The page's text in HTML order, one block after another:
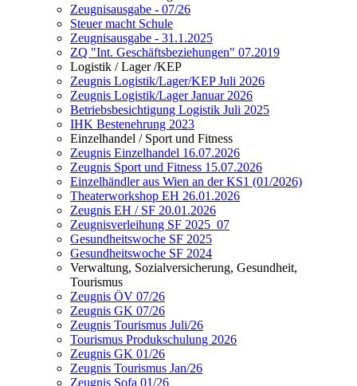
Zeugnisausgabe - 07/26
Steuer macht Schule
Zeugnisausgabe - 31.1.2025
ZQ "Int. Geschäftsbeziehungen" 07.2019
Logistik / Lager /KEP
Zeugnis Logistik/Lager/KEP Juli 2026
Zeugnis Logistik/Lager Januar 2026
Betriebsbesichtigung Logistik Juli 2025
IHK Bestenehrung 2023
Einzelhandel / Sport und Fitness
Zeugnis Einzelhandel 16.07.2026
Zeugnis Sport und Fitness 15.07.2026
Einzelhändler aus Wien an der KS1 (01/2026)
Theaterworkshop EH 26.01.2026
Zeugnis EH / SF 20.01.2026
Zeugnisverleihung SF 2025_07
Gesundheitswoche SF 2025
Gesundheitswoche SF 2024
Verwaltung, Sozialversicherung, Gesundheit,
Tourismus
Zeugnis ÖV 07/26
Zeugnis GK 07/26
Zeugnis Tourismus Juli/26
Tourismus Produkschulung 2026
Zeugnis GK 01/26
Zeugnis Tourismus Jan/26
Zeugnis Sofa 01/26